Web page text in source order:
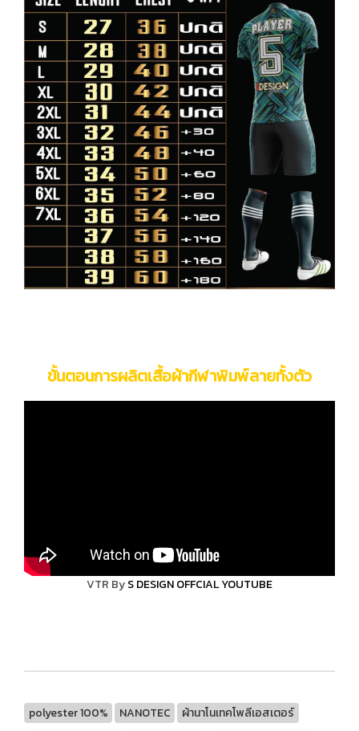
ขั้นตอนการผลิตเสื้อผ้ากีฬาพิมพ์ลายทั้งตัว
VTR ByS DESIGN OFFCIAL YOUTUBE
polyester 100% NANOTEC
ผ้านาโนเทคโพลีเอสเตอร์